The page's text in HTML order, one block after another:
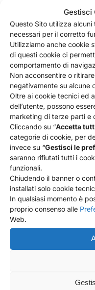
Gestisci
Questo Sito utilizza
necessari per il corretto
Utilizziamo anche cookie
di questi cookie ci
comportamento di
Non acconsentire o
negativamente su alcune
Oltre ai cookie tecnici ed
dell’utente, possono
marketing di terze parti e
Cliccando su “Accetta
categorie di cookie, per
invece su “Gestisci le
saranno rifiutati tutti i
funzionali.
Chiudendo il banner o
installati solo cookie
In qualsiasi momento è
proprio consenso alle
Web.
SET COPPE CERAMICA
SICILIANA CASTELMOLA –
4 PEZZI
88,00€
Aggiungi al carrello
Dettagli